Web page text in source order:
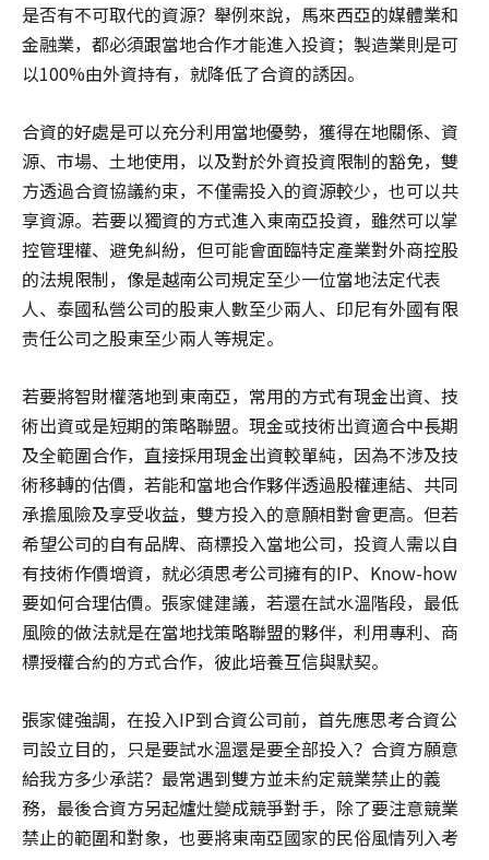
是否有不可取代的資源？舉例來說，馬來西亞的媒體業和
金融業，都必須跟當地合作才能進入投資；製造業則是可
以100%由外資持有，就降低了合資的誘因。
合資的好處是可以充分利用當地優勢，獲得在地關係、資
源、市場、土地使用，以及對於外資投資限制的豁免，雙
方透過合資協議約束，不僅需投入的資源較少，也可以共
享資源。若要以獨資的方式進入東南亞投資，雖然可以掌
控管理權、避免糾紛，但可能會面臨特定產業對外商控股
的法規限制，像是越南公司規定至少一位當地法定代表
人、泰國私營公司的股東人數至少兩人、印尼有外國有限
责任公司之股東至少兩人等規定。
若要將智財權落地到東南亞，常用的方式有現金出資、技
術出資或是短期的策略聯盟。現金或技術出資適合中長期
及全範圍合作，直接採用現金出資較單純，因為不涉及技
術移轉的估價，若能和當地合作夥伴透過股權連結、共同
承擔風險及享受收益，雙方投入的意願相對會更高。但若
希望公司的自有品牌、商標投入當地公司，投資人需以自
有技術作價增資，就必須思考公司擁有的IP、Know-how
要如何合理估價。張家健建議，若還在試水溫階段，最低
風險的做法就是在當地找策略聯盟的夥伴，利用專利、商
標授權合約的方式合作，彼此培養互信與默契。
張家健強調，在投入IP到合資公司前，首先應思考合資公
司設立目的，只是要試水溫還是要全部投入？合資方願意
給我方多少承諾？最常遇到雙方並未約定競業禁止的義
務，最後合資方另起爐灶變成競爭對手，除了要注意競業
禁止的範圍和對象，也要將東南亞國家的民俗風情列入考